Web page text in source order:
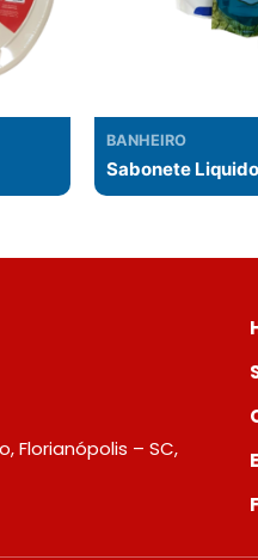
BANHEIRO
Sabonete Liquido
Florianópolis – SC,